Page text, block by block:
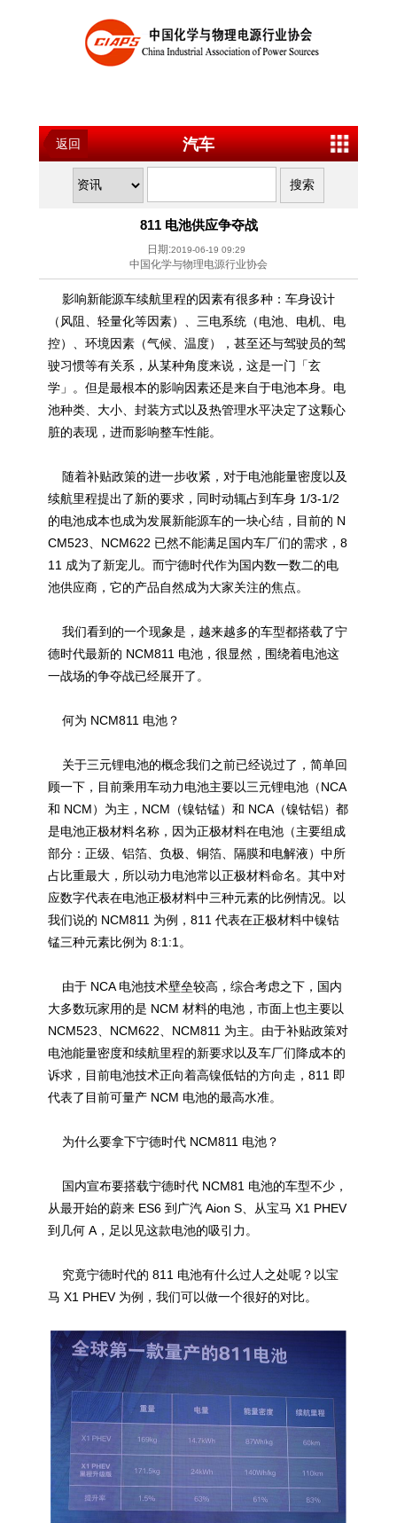
返回 汽车
811 电池供应争夺战
日期:2019-06-19 09:29
中国化学与物理电源行业协会
影响新能源车续航里程的因素有很多种：车身设计
（风阻、轻量化等因素）、三电系统（电池、电机、电
控）、环境因素（气候、温度），甚至还与驾驶员的驾
驶习惯等有关系，从某种角度来说，这是一门「玄
学」。但是最根本的影响因素还是来自于电池本身。电
池种类、大小、封装方式以及热管理水平决定了这颗心
脏的表现，进而影响整车性能。
随着补贴政策的进一步收紧，对于电池能量密度以及
续航里程提出了新的要求，同时动辄占到车身 1/3-1/2
的电池成本也成为发展新能源车的一块心结，目前的 N
CM523、NCM622 已然不能满足国内车厂们的需求，8
11 成为了新宠儿。而宁德时代作为国内数一数二的电
池供应商，它的产品自然成为大家关注的焦点。
我们看到的一个现象是，越来越多的车型都搭载了宁
德时代最新的 NCM811 电池，很显然，围绕着电池这
一战场的争夺战已经展开了。
何为 NCM811 电池？
关于三元锂电池的概念我们之前已经说过了，简单回
顾一下，目前乘用车动力电池主要以三元锂电池（NCA
和 NCM）为主，NCM（镍钴锰）和 NCA（镍钴铝）都
是电池正极材料名称，因为正极材料在电池（主要组成
部分：正级、铝箔、负极、铜箔、隔膜和电解液）中所
占比重最大，所以动力电池常以正极材料命名。其中对
应数字代表在电池正极材料中三种元素的比例情况。以
我们说的 NCM811 为例，811 代表在正极材料中镍钴
锰三种元素比例为 8:1:1。
由于 NCA 电池技术壁垒较高，综合考虑之下，国内
大多数玩家用的是 NCM 材料的电池，市面上也主要以
NCM523、NCM622、NCM811 为主。由于补贴政策对
电池能量密度和续航里程的新要求以及车厂们降成本的
诉求，目前电池技术正向着高镍低钴的方向走，811 即
代表了目前可量产 NCM 电池的最高水准。
为什么要拿下宁德时代 NCM811 电池？
国内宣布要搭载宁德时代 NCM81 电池的车型不少，
从最开始的蔚来 ES6 到广汽 Aion S、从宝马 X1 PHEV
到几何 A，足以见这款电池的吸引力。
究竟宁德时代的 811 电池有什么过人之处呢？以宝
马 X1 PHEV 为例，我们可以做一个很好的对比。